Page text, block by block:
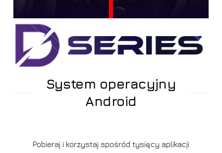
System operacyjny
Android
Pobieraj i korzystaj spośród tysięcy aplikacji